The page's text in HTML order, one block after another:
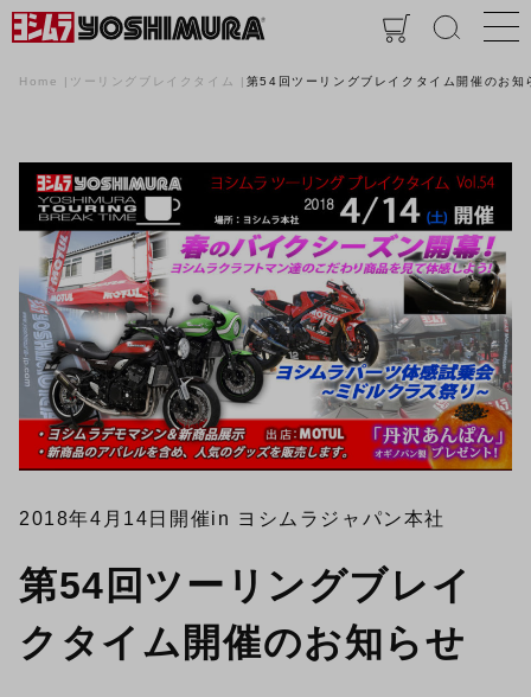
Home ツーリングブレイクタイム 第54回ツーリングブレイクタイム開催のお知
2018年4月14日開催in ヨシムラジャパン本社
第54回ツーリングブレイ
クタイム開催のお知らせ